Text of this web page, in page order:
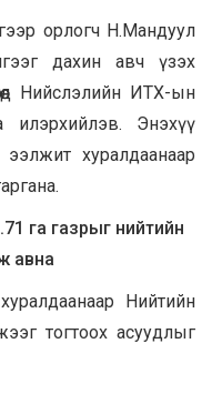
орлогч Н.Мандуул
дахин авч үзэх
Нийслэлийн ИТХ-ын
илэрхийлэв. Энэхүү
хуралдаанаар
га газрыг нийтийн
авна
Нийтийн
тогтоох асуудлыг